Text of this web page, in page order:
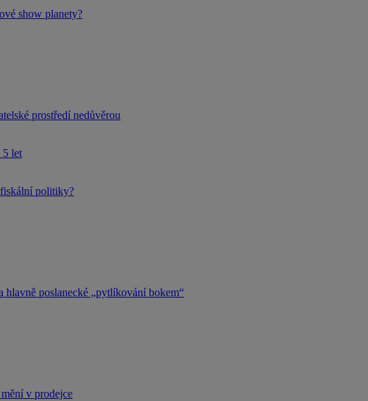
show planety?
prostředí nedůvěrou
5 let
fiskální politiky?
hlavně poslanecké „pytlíkování bokem“
v prodejce